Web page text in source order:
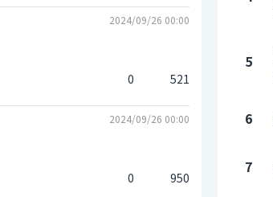
2024/09/26 00:00
0 521
2024/09/26 00:00
0 950
5
6
7